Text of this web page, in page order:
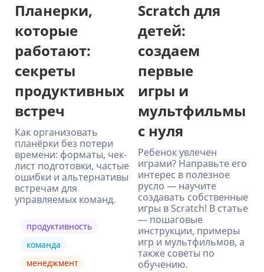
Планерки,
которые
работают:
секреты
продуктивных
встреч
Как организовать
планёрки без потери
времени: форматы, чек-
лист подготовки, частые
ошибки и альтернативы
встречам для
управляемых команд.
продуктивность
команда
менеджмент
Scratch для
детей:
создаем
первые
игры и
мультфильмы
с нуля
Ребенок увлечен
играми? Направьте его
интерес в полезное
русло — научите
создавать собственные
игры в Scratch! В статье
— пошаговые
инструкции, примеры
игр и мультфильмов, а
также советы по
обучению.